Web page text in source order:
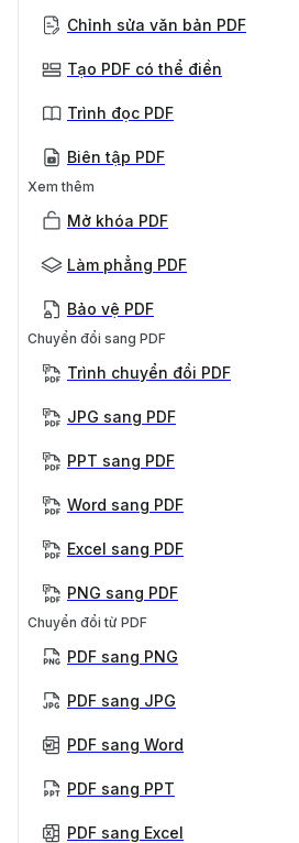
Chỉnh sửa văn bản PDF
Tạo PDF có thể điền
Trình đọc PDF
Biên tập PDF
Xem thêm
Mở khóa PDF
Làm phẳng PDF
Bảo vệ PDF
Chuyển đổi sang PDF
Trình chuyển đổi PDF
JPG sang PDF
PPT sang PDF
Word sang PDF
Excel sang PDF
PNG sang PDF
Chuyển đổi từ PDF
PDF sang PNG
PDF sang JPG
PDF sang Word
PDF sang PPT
PDF sang Excel